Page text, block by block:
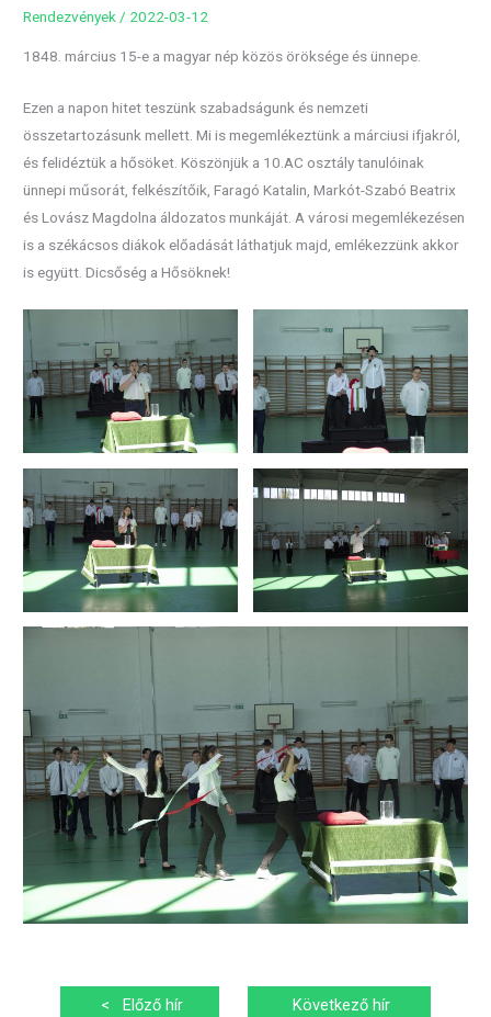
Rendezvények / 2022-03-12
1848. március 15-e a magyar nép közös öröksége és ünnepe.
Ezen a napon hitet teszünk szabadságunk és nemzeti
összetartozásunk mellett. Mi is megemlékeztünk a márciusi ifjakról,
és felidéztük a hősöket. Köszönjük a 10.AC osztály tanulóinak
ünnepi műsorát, felkészítőik, Faragó Katalin, Markót-Szabó Beatrix
és Lovász Magdolna áldozatos munkáját. A városi megemlékezésen
is a székácsos diákok előadását láthatjuk majd, emlékezzünk akkor
is együtt. Dicsőség a Hősöknek!
Bejegyzés
< Előző hír
Következő hír